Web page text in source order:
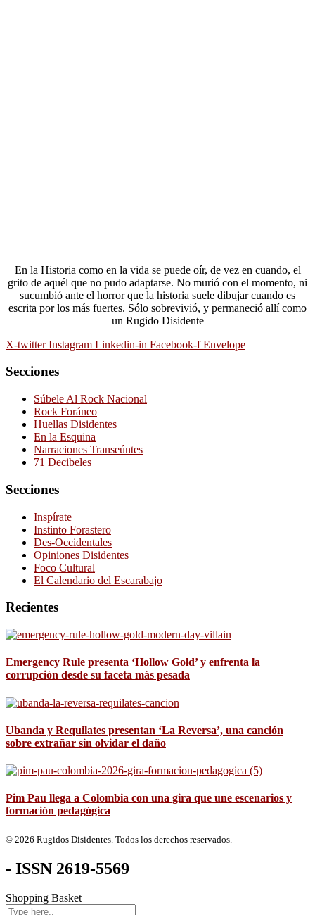
En la Historia como en la vida se puede oír, de vez en cuando, el
grito de aquél que no pudo adaptarse. No murió con el momento, ni
sucumbió ante el horror que la historia suele dibujar cuando es
escrita por los más fuertes. Sólo sobrevivió, y permaneció allí como
un Rugido Disidente
X-twitter Instagram Linkedin-in Facebook-f Envelope
Secciones
Súbele Al Rock Nacional
Rock Foráneo
Huellas Disidentes
En la Esquina
Narraciones Transeúntes
71 Decibeles
Secciones
Inspírate
Instinto Forastero
Des-Occidentales
Opiniones Disidentes
Foco Cultural
El Calendario del Escarabajo
Recientes
Emergency Rule presenta ‘Hollow Gold’ y enfrenta la
corrupción desde su faceta más pesada
Ubanda y Requilates presentan ‘La Reversa’, una canción
sobre extrañar sin olvidar el daño
Pim Pau llega a Colombia con una gira que une escenarios y
formación pedagógica
© 2026 Rugidos Disidentes. Todos los derechos reservados.
- ISSN 2619-5569
Shopping Basket